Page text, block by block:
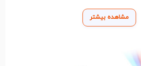
مشاهده بیشتر